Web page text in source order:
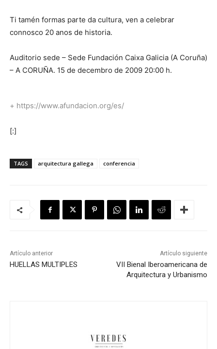
Ti tamén formas parte da cultura, ven a celebrar
connosco 20 anos de historia.
Auditorio sede – Sede Fundación Caixa Galicia (A Coruña)
– A CORUÑA. 15 de decembro de 2009 20:00 h.
+ https://www.afundacion.org/es/
[:]
TAGS arquitectura gallega conferencia
Artículo anterior
HUELLAS MULTIPLES
Artículo siguiente
VII Bienal Iberoamericana de
Arquitectura y Urbanismo